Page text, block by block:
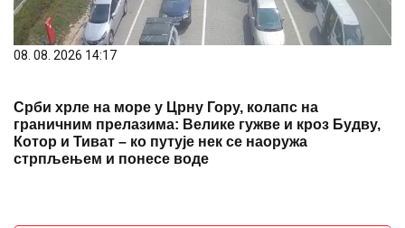
08. 08. 2026 14:17
Срби хрле на море у Црну Гору, колапс на
граничним прелазима: Велике гужве и кроз Будву,
Котор и Тиват – ко путује нек се наоружа
стрпљењем и понесе воде